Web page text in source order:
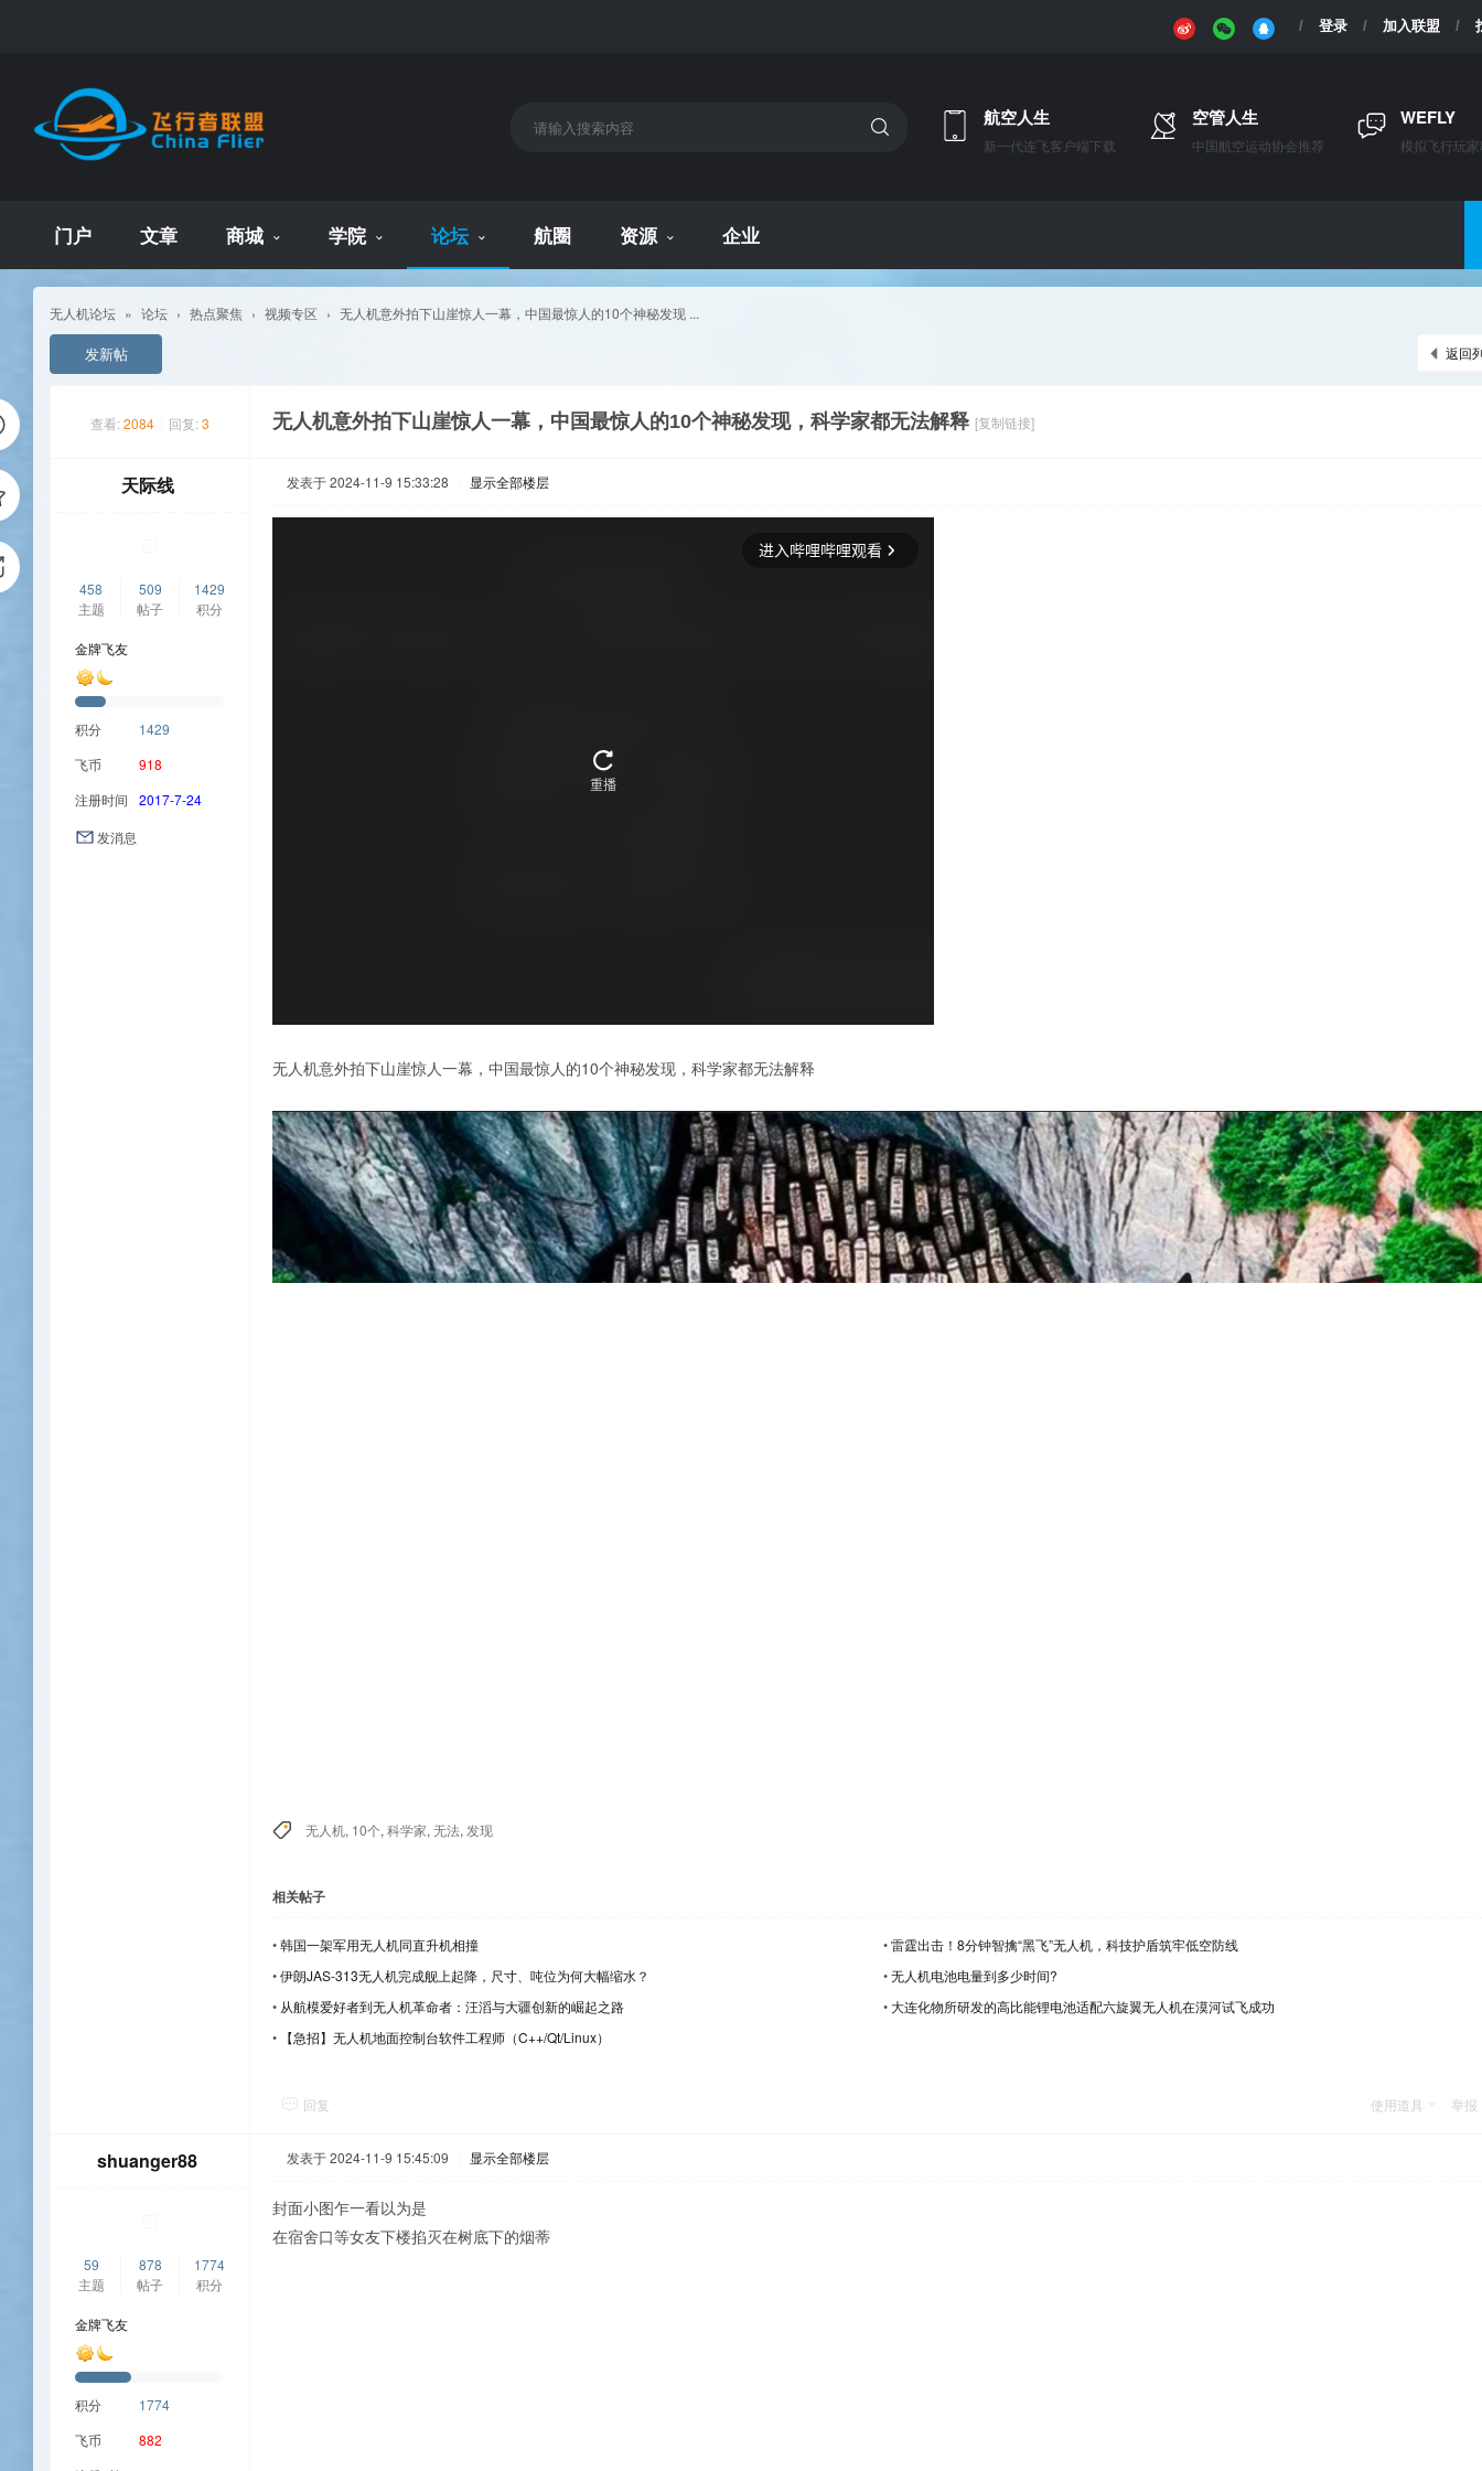
登录 加入联盟
航空人生
新一代连飞客户端下载
空管人生
中国航空运动协会推荐
WEFLY
模拟飞行玩
门户 文章 商城 学院 论坛 航圈 资源 企业
无人机论坛 » 论坛 › 热点聚焦 › 视频专区 › 无人机意外拍下山崖惊人一幕，中国最惊人的10个神秘发现 ...
返回
发新帖
查看:2084 回复:3 无人机意外拍下山崖惊人一幕，中国最惊人的10个神秘发现，科学家都无法解释 [复制链接]
天际线
458
主题
509
帖子
1429
积分
金牌飞友
积分
1429
飞币
918
注册时间
2017-7-24
发消息
发表于 2024-11-9 15:33:28 显示全部楼层
无人机意外拍下山崖惊人一幕，中国最惊人的10个神秘发现，科学家都无法解释
无人机, 10个, 科学家, 无法, 发现
相关帖子
•韩国一架军用无人机同直升机相撞 •雷霆出击！8分钟智擒“黑飞”无人机，科技护盾筑牢低空防线
•伊朗JAS-313无人机完成舰上起降，尺寸、吨位为何大幅缩水？ •无人机电池电量到多少时间?
• 从航模爱好者到无人机革命者：汪滔与大疆创新的崛起之路 • 大连化物所研发的高比能锂电池适配六旋翼无人机在漠河试飞成功
• 【急招】无人机地面控制台软件工程师（C++/Qt/Linux）
回复 使用道具 举报
shuanger88
59
主题
878
帖子
1774
积分
金牌飞友
积分
1774
飞币
882
发表于 2024-11-9 15:45:09 显示全部楼层
封面小图乍一看以为是
在宿舍口等女友下楼掐灭在树底下的烟蒂